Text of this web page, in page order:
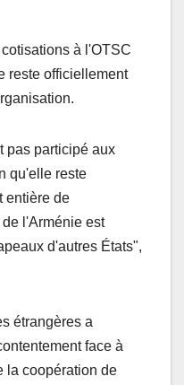
à l'OTSC
reste officiellement
pas participé aux
qu'elle reste
entière de
l'Arménie est
d'autres États",
étrangères a
face à
la coopération de